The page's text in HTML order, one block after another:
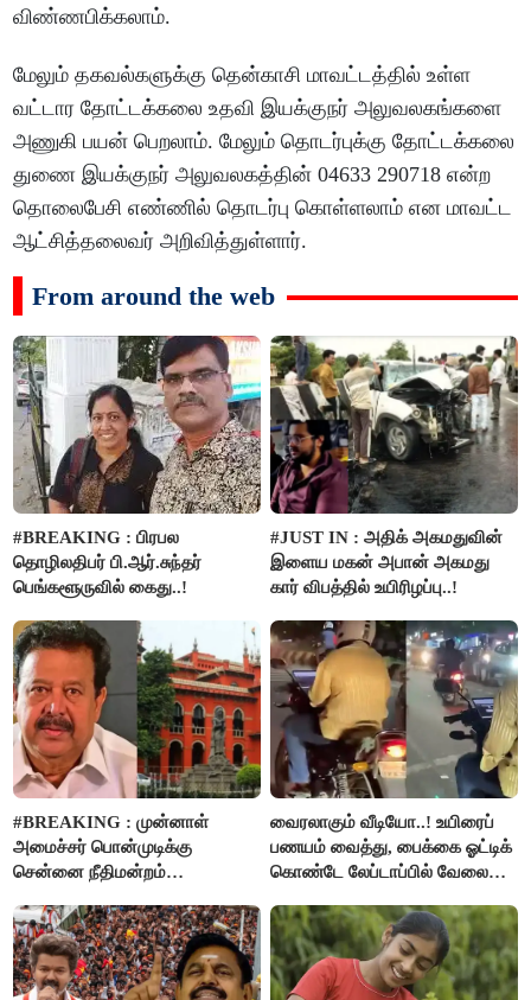
விண்ணபிக்கலாம்.
மேலும் தகவல்களுக்கு தென்காசி மாவட்டத்தில் உள்ள
வட்டார தோட்டக்கலை உதவி இயக்குநர் அலுவலகங்களை
அணுகி பயன் பெறலாம். மேலும் தொடர்புக்கு தோட்டக்கலை
துணை இயக்குநர் அலுவலகத்தின் 04633 290718 என்ற
தொலைபேசி எண்ணில் தொடர்பு கொள்ளலாம் என மாவட்ட
ஆட்சித்தலைவர் அறிவித்துள்ளார்.
From around the web
#BREAKING : பிரபல
தொழிலதிபர் பி.ஆர்.சுந்தர்
பெங்களூருவில் கைது..!
#JUST IN : அதிக் அகமதுவின்
இளைய மகன் அபான் அகமது
கார் விபத்தில் உயிரிழப்பு..!
#BREAKING : முன்னாள்
அமைச்சர் பொன்முடிக்கு
சென்னை நீதிமன்றம்
வைரலாகும் வீடியோ..! உயிரைப்
பணயம் வைத்து, பைக்கை ஓட்டிக்
கொண்டே லேப்டாப்பில் வேலை